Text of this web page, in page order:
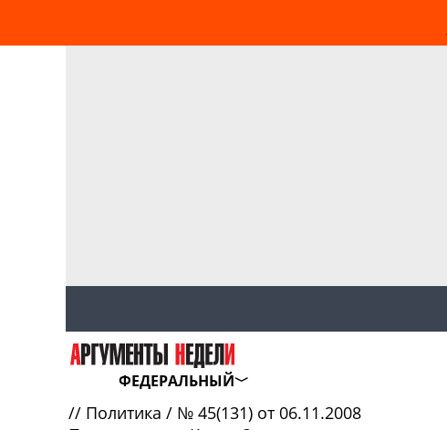
ФЕДЕРАЛЬНЫЙ
// Политика / № 45(131) от 06.11.2008